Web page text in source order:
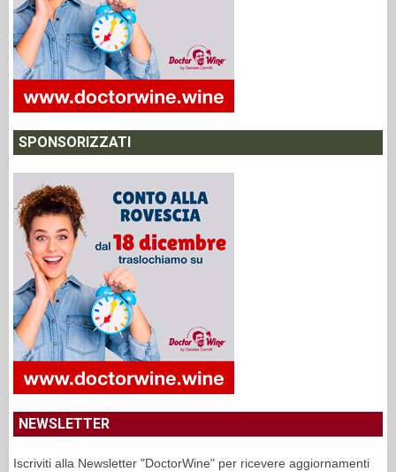
SPONSORIZZATI
NEWSLETTER
Iscriviti alla Newsletter "DoctorWine" per ricevere aggiornamenti